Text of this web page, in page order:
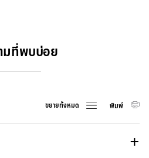
มที่พบบ่อย
ขยายทั้งหมด พิมพ์